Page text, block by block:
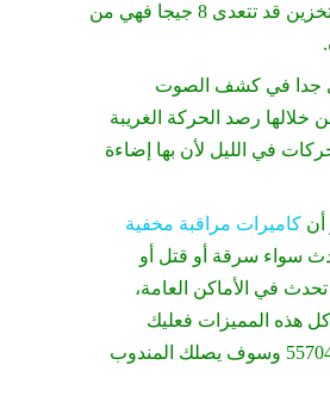
نظرا لأن لها سعة تخزين قد تتعدى 8 جيجا فهي من
جدا في كشف الصوت
خلالها رصد الحركة الغريبة
في الليل لأن بها إضاءة
أن كاميرات مراقبة مخفية
سواء سرقة أو قتل أو
في الأماكن العامة،
هذه المميزات فعليك
بالاتصال على 55704662 وسوف يصلك المندوب